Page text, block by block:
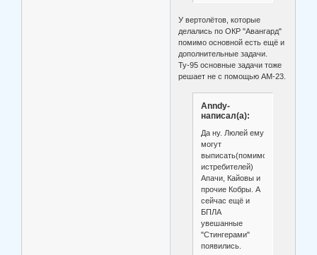
У вертолётов, которые
делались по ОКР "Авангард"
помимо основной есть ещё и
дополнительные задачи.
Ту-95 основные задачи тоже
решает не с помощью АМ-23.
Anndy-
написал(а):
Да ну. Люлей ему
могут
выписать(помимо
истребителей)
Апачи, Кайовы и
прочие Кобры. А
сейчас ещё и
БПЛА
увешанные
"Стингерами"
появились.